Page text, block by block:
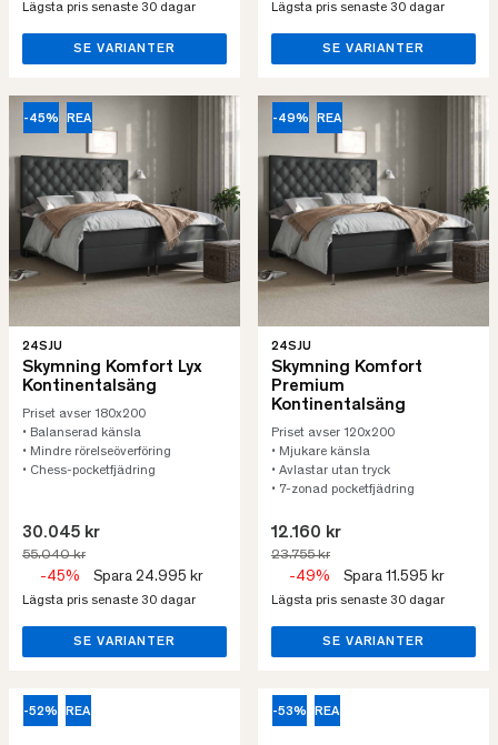
Lägsta pris senaste 30 dagar
SE VARIANTER
Lägsta pris senaste 30 dagar
SE VARIANTER
-45% REA
24SJU
Skymning Komfort Lyx
Kontinentalsäng
Priset avser 180x200
• Balanserad känsla
• Mindre rörelseöverföring
• Chess-pocketfjädring
30.045 kr
55.040 kr
-45% Spara 24.995 kr
Lägsta pris senaste 30 dagar
SE VARIANTER
-49% REA
24SJU
Skymning Komfort
Premium
Kontinentalsäng
Priset avser 120x200
• Mjukare känsla
• Avlastar utan tryck
• 7-zonad pocketfjädring
12.160 kr
23.755 kr
-49% Spara 11.595 kr
Lägsta pris senaste 30 dagar
SE VARIANTER
-52% REA -53% REA